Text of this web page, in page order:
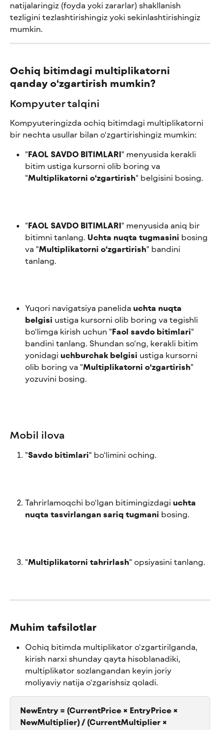
natijalaringiz (foyda yoki zararlar) shakllanish
tezligini tezlashtirishingiz yoki sekinlashtirishingiz
mumkin.
Ochiq bitimdagi multiplikatorni
qanday o‘zgartirish mumkin?
Kompyuter talqini
Kompyuteringizda ochiq bitimdagi multiplikatorni
bir nechta usullar bilan o‘zgartirishingiz mumkin:
"FAOL SAVDO BITIMLARI" menyusida kerakli
bitim ustiga kursorni olib boring va
"Multiplikatorni o‘zgartirish" belgisini bosing.
"FAOL SAVDO BITIMLARI" menyusida aniq bir
bitimni tanlang. Uchta nuqta tugmasini bosing
va "Multiplikatorni o‘zgartirish" bandini
tanlang.
Yuqori navigatsiya panelida uchta nuqta
belgisi ustiga kursorni olib boring va tegishli
bo‘limga kirish uchun "Faol savdo bitimlari"
bandini tanlang. Shundan so‘ng, kerakli bitim
yonidagi uchburchak belgisi ustiga kursorni
olib boring va "Multiplikatorni o‘zgartirish"
yozuvini bosing.
Mobil ilova
"Savdo bitimlari" bo‘limini oching.
Tahrirlamoqchi bo‘lgan bitimingizdagi uchta
nuqta tasvirlangan sariq tugmani bosing.
"Multiplikatorni tahrirlash" opsiyasini tanlang.
Muhim tafsilotlar
Ochiq bitimda multiplikator o‘zgartirilganda,
kirish narxi shunday qayta hisoblanadiki,
multiplikator sozlangandan keyin joriy
moliyaviy natija o‘zgarishsiz qoladi.
NewEntry = (CurrentPrice × EntryPrice ×
NewMultiplier) / (CurrentMultiplier ×